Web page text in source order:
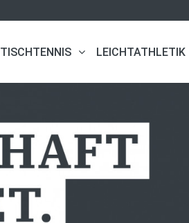
TISCHTENNIS LEICHTATHLETIK